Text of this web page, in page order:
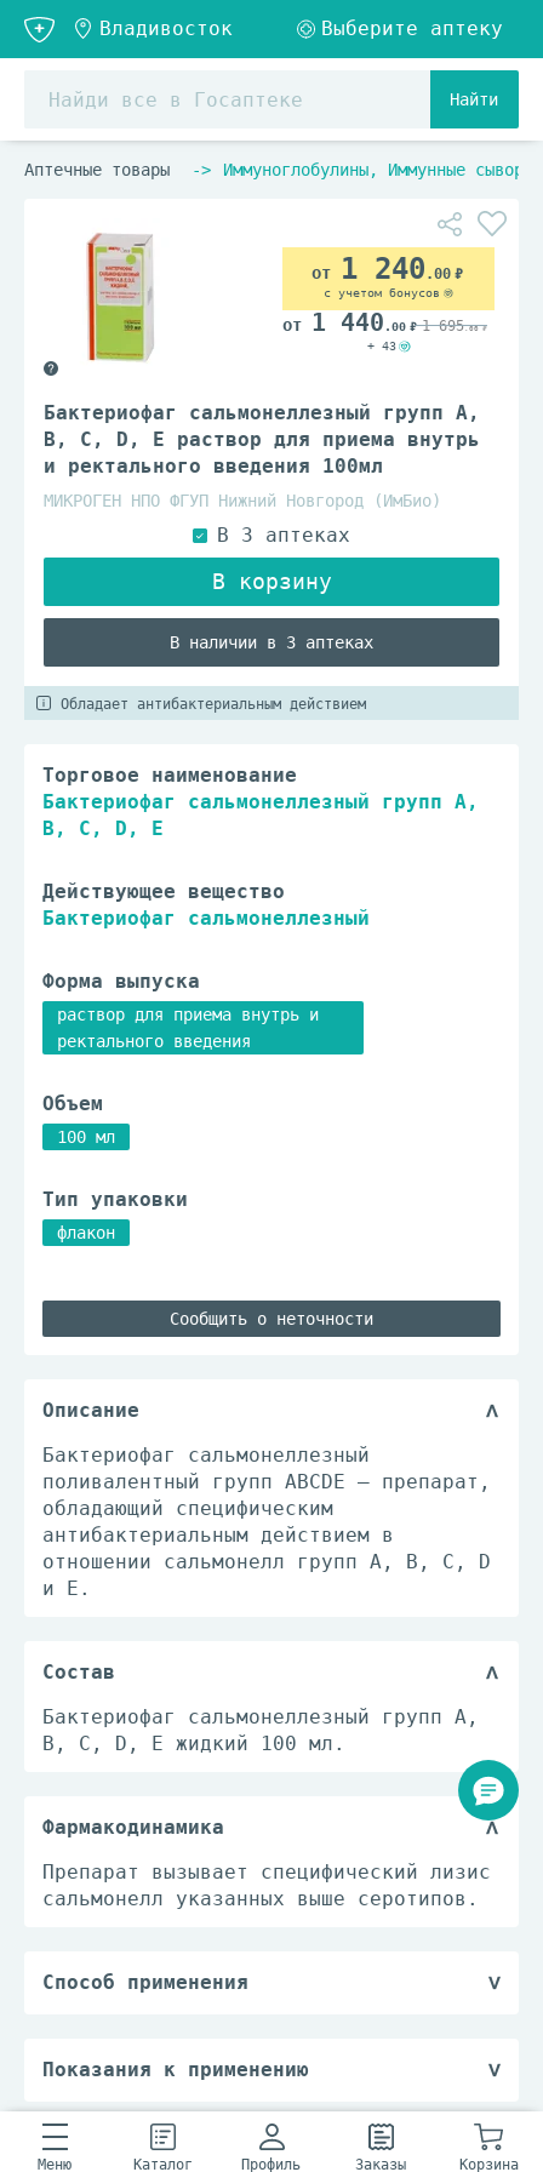
Найти
Аптечные товары Иммуноглобулины, Иммунные
Бактериофаг сальмонеллезный групп A,
B, C, D, E раствор для приема внутрь
и ректального введения 100мл
МИКРОГЕН НПО ФГУП Нижний Новгород (ИмБио)
В наличии в 3 аптеках
1 240 .00
с учетом бонусов
1 440 .00 1 695.00
+ 43
Обладает антибактериальным действием
Торговое наименование
Бактериофаг сальмонеллезный групп A,
B, C, D, E
Действующее вещество
Бактериофаг сальмонеллезный
Форма выпуска
раствор для приема внутрь и
ректального введения
Объем
100 мл
Тип упаковки
флакон
Сообщить о неточности
Описание
Бактериофаг сальмонеллезный
поливалентный групп АВСDЕ – препарат,
обладающий специфическим
антибактериальным действием в
отношении сальмонелл групп А, В, С, D
и Е.
Состав
Бактериофаг сальмонеллезный групп A,
B, C, D, E жидкий 100 мл.
Фармакодинамика
Препарат вызывает специфический лизис
сальмонелл указанных выше серотипов.
Способ применения
принимают 3 раза в день через рот за
заболевания в течение 7-10 суток. При
заболевании, характеризующемся
Показания к применению
бактерионосительство, вызванные
сальмонеллами указанных выше
Лекарственное взаимодействие
Меню Каталог Профиль Заказы Корзина